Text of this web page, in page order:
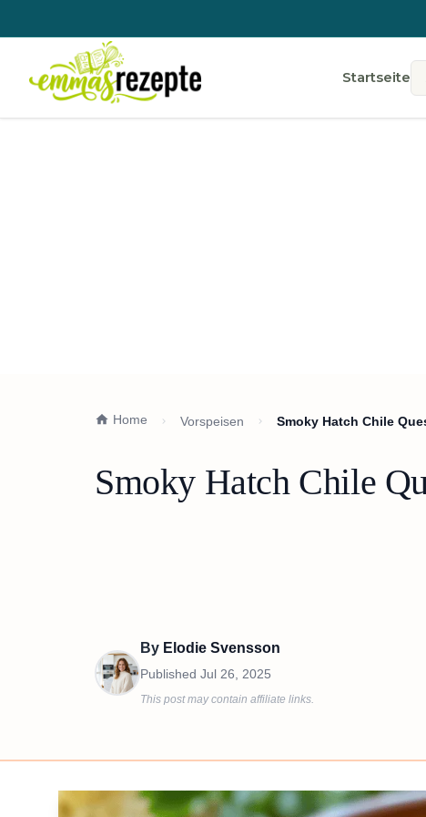
Startseite
Home Vorspeisen Smoky Hatch Chile
Smoky Hatch Chile
By Elodie Svensson
Published Jul 26, 2025
This post may contain affiliate links.